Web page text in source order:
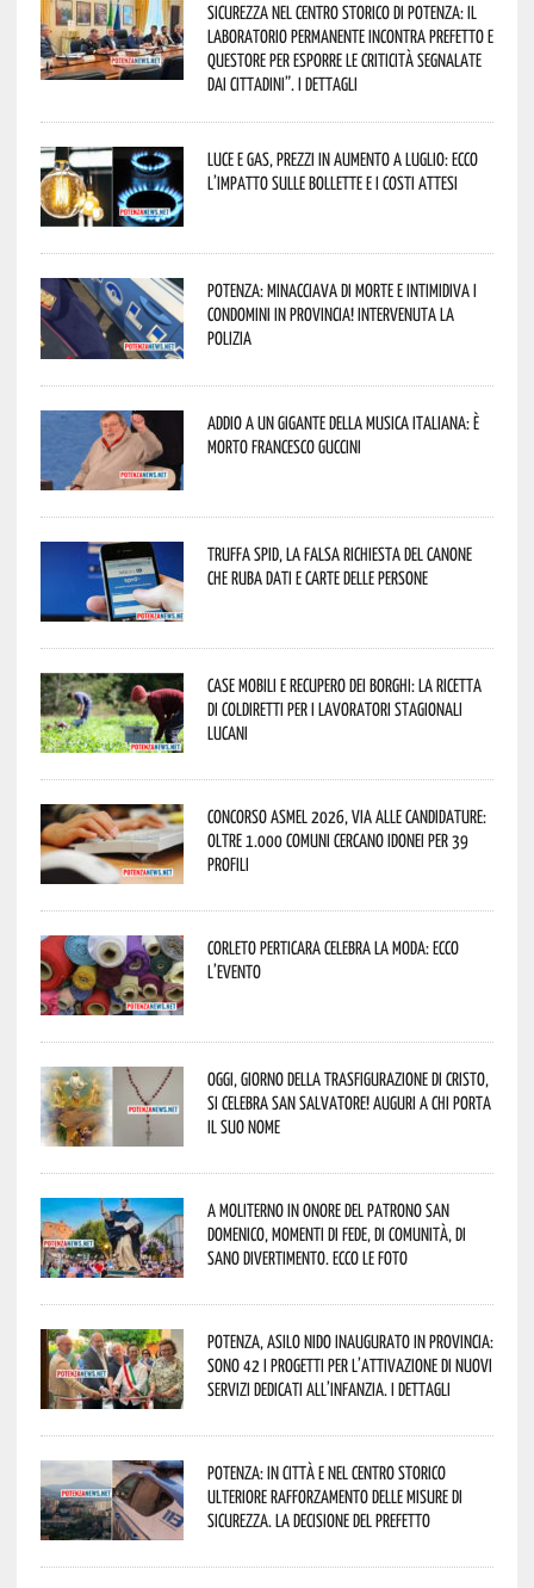
Sicurezza nel Centro Storico di Potenza: il
Laboratorio Permanente incontra Prefetto e
Questore per esporre le criticità segnalate
dai cittadini”. I dettagli
Luce e gas, prezzi in aumento a luglio: ecco
l’impatto sulle bollette e i costi attesi
Potenza: minacciava di morte e intimidiva i
condomini in provincia! Intervenuta la
Polizia
Addio a un gigante della musica italiana: è
morto Francesco Guccini
Truffa Spid, la falsa richiesta del canone
che ruba dati e carte delle persone
Case mobili e recupero dei borghi: la ricetta
di Coldiretti per i lavoratori stagionali
lucani
Concorso Asmel 2026, via alle candidature:
oltre 1.000 Comuni cercano idonei per 39
profili
Corleto Perticara celebra la moda: ecco
l’evento
Oggi, giorno della Trasfigurazione di Cristo,
si celebra San Salvatore! Auguri a chi porta
il suo nome
A Moliterno in onore del Patrono San
Domenico, momenti di fede, di comunità, di
sano divertimento. Ecco le foto
Potenza, asilo nido inaugurato in provincia:
sono 42 i progetti per l’attivazione di nuovi
servizi dedicati all’infanzia. I dettagli
Potenza: in città e nel centro storico
ulteriore rafforzamento delle misure di
sicurezza. La decisione del Prefetto